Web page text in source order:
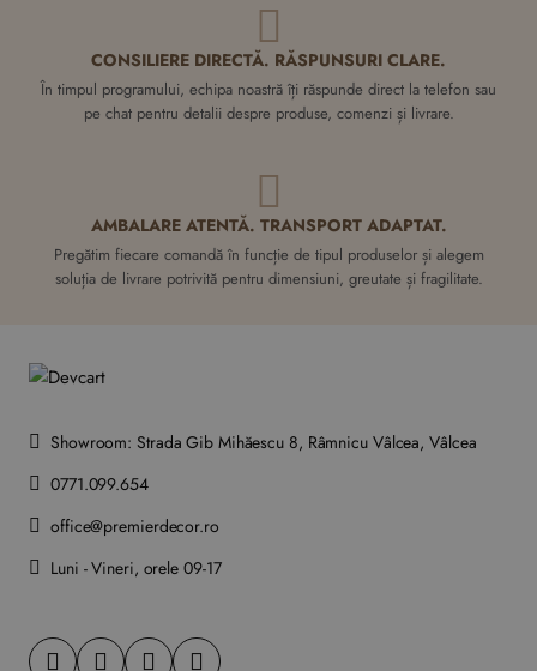
CONSILIERE DIRECTĂ. RĂSPUNSURI CLARE.
În timpul programului, echipa noastră îți răspunde direct la telefon sau
pe chat pentru detalii despre produse, comenzi și livrare.
AMBALARE ATENTĂ. TRANSPORT ADAPTAT.
Pregătim fiecare comandă în funcție de tipul produselor și alegem
soluția de livrare potrivită pentru dimensiuni, greutate și fragilitate.
Showroom: Strada Gib Mihăescu 8, Râmnicu Vâlcea, Vâlcea
0771.099.654
office@premierdecor.ro
Luni - Vineri, orele 09-17